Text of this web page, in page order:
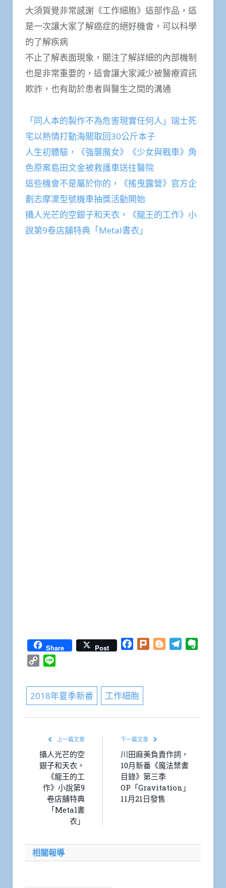
大須賀覺非常感謝《工作細胞》這部作品，這
是一次讓大家了解癌症的絕好機會，可以科學
的了解疾病
不止了解表面現象，關注了解詳細的內部機制
也是非常重要的，這會讓大家減少被醫療資訊
欺詐，也有助於患者與醫生之間的溝通
「同人本的製作不為危害現實任何人」瑞士死
宅以熱情打動海關取回30公斤本子
人生初體驗，《強襲魔女》《少女與戰車》角
色原案島田文金被救護車送往醫院
這些機會不是屬於你的，《搖曳露營》官方企
劃志摩凜型號機車抽獎活動開始
攝人光芒的空銀子和天衣，《龍王的工作》小
說第9卷店舖特典「Metal書衣」
Share Post Facebook
Plurk BloggerTelegram
Copy
2018年夏季新番 工作細胞
上一篇文章
攝人光芒的空
銀子和天衣，
《龍王的工
作》小說第9
卷店舖特典
「Metal書
衣」
下一篇文章
川田麻美負責作詞，
10月新番《魔法禁書
目錄》第三季
OP「Gravitation」
11月21日發售
相關報導